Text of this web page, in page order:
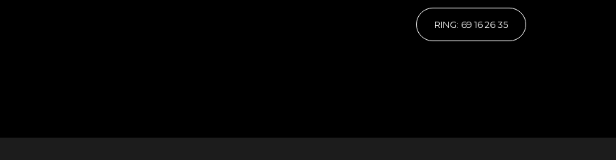
RING: 69 16 26 35